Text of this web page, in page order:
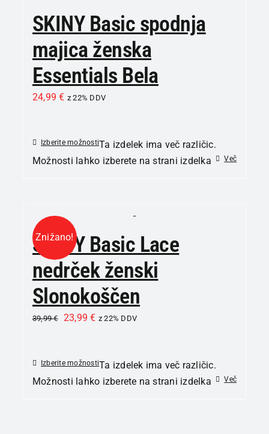
SKINY Basic spodnja
majica ženska
Essentials Bela
24,99€ z 22% DDV
Izberite možnostiTa izdelek ima več različic.
Možnosti lahko izberete na strani izdelka
Več
Znižano!
SKINY Basic Lace
nedrček ženski
Slonokoščen
39,99€ 23,99€ z 22% DDV
Izberite možnostiTa izdelek ima več različic.
Možnosti lahko izberete na strani izdelka
Več